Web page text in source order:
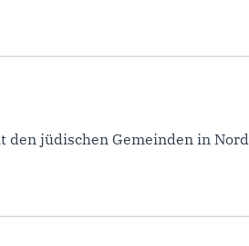
jüdischen Gemeinden in